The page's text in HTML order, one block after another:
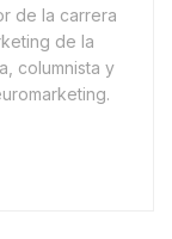
de la carrera
de la
columnista y